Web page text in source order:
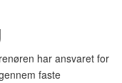
har ansvaret for
faste